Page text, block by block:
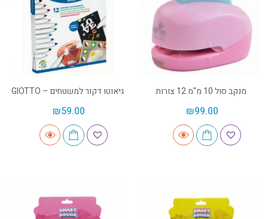
מנקב סול 10 מ"מ 12 צורות
₪99.00
גיאוטו דקור למשטחים – GIOTTO
₪59.00